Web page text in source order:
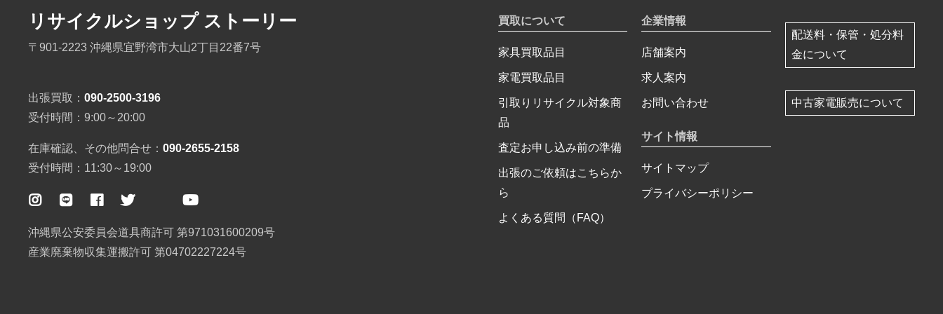
リサイクルショップ ストーリー
〒901-2223 沖縄県宜野湾市大山2丁目22番7号
出張買取： 090-2500-3196
受付時間：9:00～20:00
在庫確認、その他問合せ： 090-2655-2158
受付時間：11:30～19:00
沖縄県公安委員会道具商許可 第971031600209号
産業廃棄物収集運搬許可 第04702227224号
買取について
家具買取品目
家電買取品目
引取りリサイクル対象商
品
査定お申し込み前の準備
出張のご依頼はこちらか
ら
よくある質問（FAQ）
企業情報
店舗案内
求人案内
お問い合わせ
サイト情報
サイトマップ
プライバシーポリシー
配送料・保管・処分料
金について
中古家電販売について